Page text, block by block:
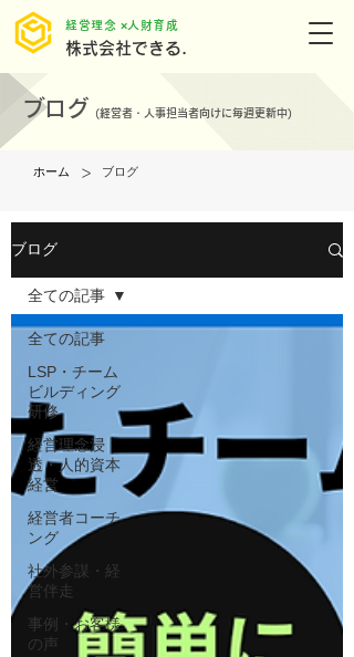
株式会社できる.
​経営理念 ×人財育成
ブログ (経営者・人事担当者向けに毎週更新中)
ホーム > ブログ
ブログ
全ての記事
LSP・チーム
ビルディング
研修
経営理念浸
透・人的資本
経営
経営者コーチ
ング
社外参謀・経
営伴走
事例・お客様
の声
全ての記事